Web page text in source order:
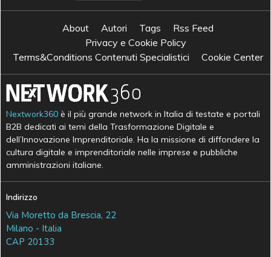
About Autori Tags
Rss Feed
Privacy e Cookie Policy
Terms&Conditions Contenuti Specialistici
Cookie Center
Nextwork360 è il più grande network in Italia di testate e portali
B2B dedicati ai temi della Trasformazione Digitale e
dell’Innovazione Imprenditoriale. Ha la missione di diffondere la
cultura digitale e imprenditoriale nelle imprese e pubbliche
amministrazioni italiane.
Indirizzo
Via Moretto da Brescia, 22
Milano - Italia
CAP 20133